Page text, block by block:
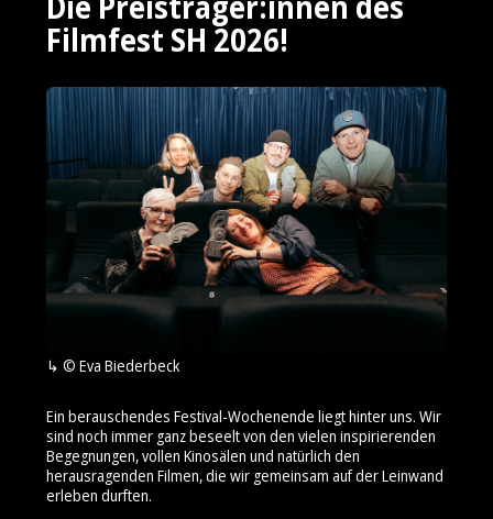
Filmfest SH 2026!
© Eva Biederbeck
Ein berauschendes Festival-Wochenende liegt hinter uns. Wir
sind noch immer ganz beseelt von den vielen inspirierenden
Begegnungen, vollen Kinosälen und natürlich den
herausragenden Filmen, die wir gemeinsam auf der Leinwand
erleben durften.